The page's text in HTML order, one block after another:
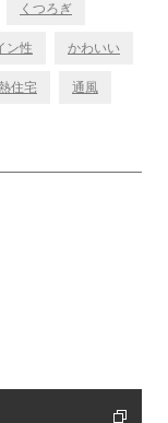
くつろぎ
ン性 かわいい
住宅 通風